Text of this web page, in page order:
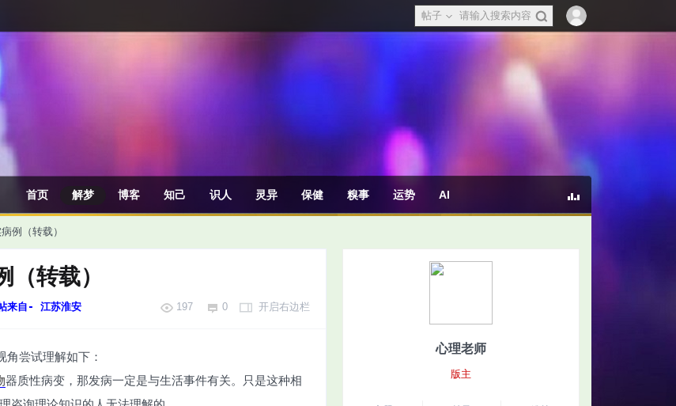
帖子
首页 解梦 博客 知己 识人 灵异 保健 糗事 运势 AI
例（转载）
心理老师
版主
转载）
来自- 江苏淮安 开启右边栏
197 0
角尝试理解如下：
器质性病变，那发病一定是与生活事件有关。只是这种相